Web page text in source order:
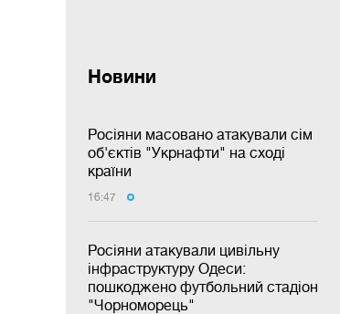
Новини
Росіяни масовано атакували сім
об'єктів "Укрнафти" на сході
країни
16:47
Росіяни атакували цивільну
інфраструктуру Одеси:
пошкоджено футбольний стадіон
"Чорноморець"